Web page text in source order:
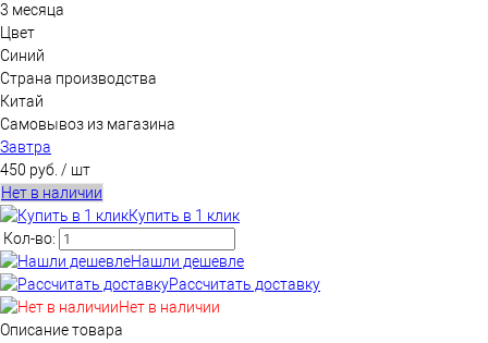
3 месяца
Цвет
Синий
Страна производства
Китай
Самовывоз из магазина
Завтра
450 руб. / шт
Нет в наличии
Купить в 1 клик
Кол-во:
Нашли дешевле
Рассчитать доставку
Нет в наличии
Описание товара